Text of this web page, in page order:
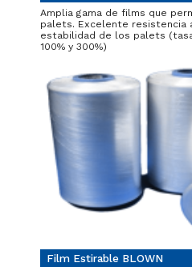
Amplia gama de films que
palets. Excelente resistencia
estabilidad de los palets
100% y 300%)
Film Estirable BLOWN